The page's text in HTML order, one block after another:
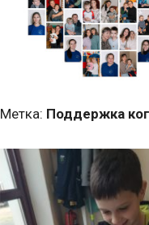
Метка: Поддержка